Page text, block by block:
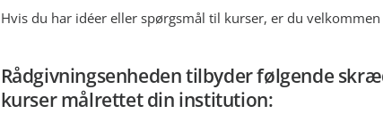
Hvis du har idéer eller spørgsmål til kurser, er du
Rådgivningsenheden tilbyder følgende
kurser målrettet din institution: